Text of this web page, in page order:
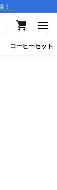
コーヒーセット